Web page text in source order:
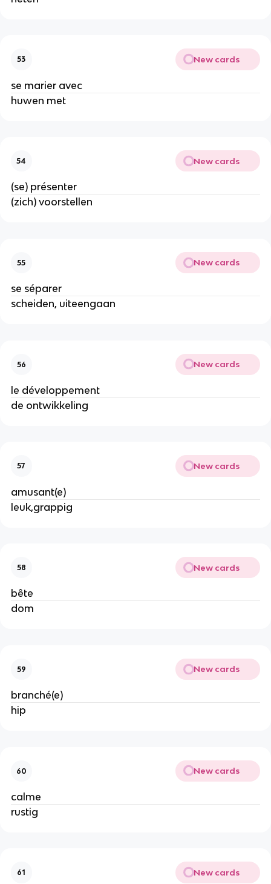
53 New cards
se marier avec
huwen met
54 New cards
(se) présenter
(zich) voorstellen
55 New cards
se séparer
scheiden, uiteengaan
56 New cards
le développement
de ontwikkeling
57 New cards
amusant(e)
leuk,grappig
58 New cards
bête
dom
59 New cards
branché(e)
hip
60 New cards
calme
rustig
61 New cards